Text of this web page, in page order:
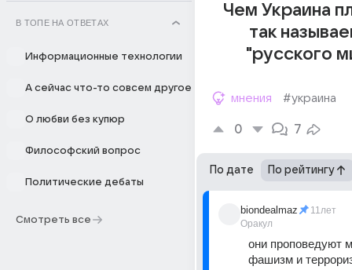
В ТОПЕ НА ОТВЕТАХ
Информационные технологии
А сейчас что-то совсем другое
О любви без купюр
Философский вопрос
Политические дебаты
Смотреть все
Чем Украина
так
"русского
мнения #украина
0 7
По дате По рейтингу
biondealmaz
Оракул
11лет
они проповедуют
фашизм и